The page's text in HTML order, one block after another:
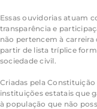
Essas ouvidorias atuam
transparência e
não pertencem à carreira
partir de lista tríplice
sociedade civil.
Criadas pela Constituição
instituições estatais que
à população que não